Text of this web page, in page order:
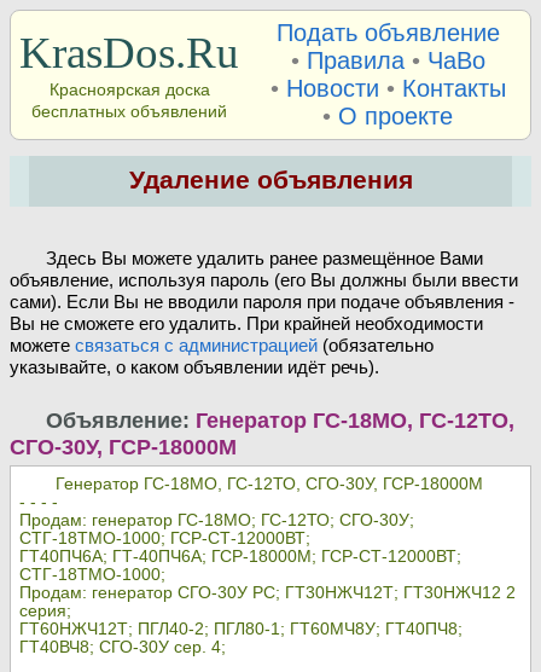
KrasDos.Ru
Красноярская доска
бесплатных объявлений
Подать объявление
• Правила• ЧаВо
• Новости • Контакты
• О проекте
Удаление объявления
Здесь Вы можете удалить ранее размещённое Вами
объявление, используя пароль (его Вы должны были ввести
сами). Если Вы не вводили пароля при подаче объявления -
Вы не сможете его удалить. При крайней необходимости
можете связаться с администрацией(обязательно
указывайте, о каком объявлении идёт речь).
Объявление: Генератор ГС-18МО, ГС-12ТО,
СГО-30У, ГСР-18000М
Генератор ГС-18МО, ГС-12ТО, СГО-30У, ГСР-18000М
- - - -
Продам: генератор ГС-18МО; ГС-12ТО; СГО-30У;
СТГ-18ТМО-1000; ГСР-СТ-12000ВТ;
ГТ40ПЧ6А; ГТ-40ПЧ6А; ГСР-18000М; ГСР-СТ-12000ВТ;
СТГ-18ТМО-1000;
Продам: генератор СГО-30У РС; ГТ30НЖЧ12Т; ГТ30НЖЧ12 2
серия;
ГТ60НЖЧ12Т; ПГЛ40-2; ПГЛ80-1; ГТ60МЧ8У; ГТ40ПЧ8;
ГТ40ВЧ8; СГО-30У сер. 4;